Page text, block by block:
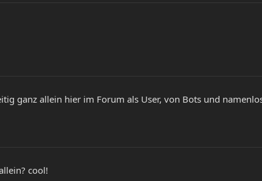
ganz allein hier im Forum als User, von Bots und
cool!